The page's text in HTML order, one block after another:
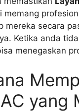
memang
mereka secara
Ketika anda
menegaskan
yang